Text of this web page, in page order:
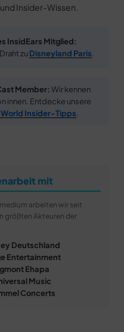
und Insider-Wissen.
InsidEars Mitglied:
zuDisneyland Paris
Member: Wir kennen
innen. Entdecke unsere
World Insider-Tipps
mit
arbeiten wir seit
größten Akteuren der
Deutschland
Entertainment
Ehapa
Music
Concerts